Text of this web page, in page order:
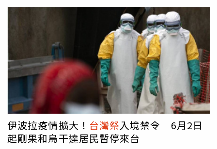
伊波拉疫情擴大！ 台灣祭入境禁令 6月2日
起剛果和烏干達居民暫停來台